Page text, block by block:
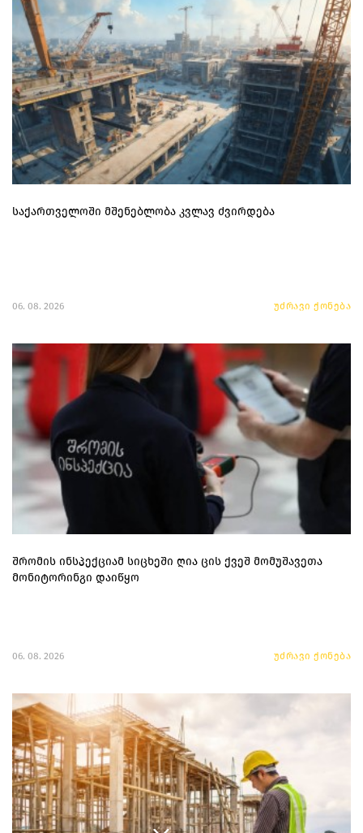
საქართველოში მშენებლობა კვლავ ძვირდება
06. 08. 2026 უძრავი ქონება
შრომის ინსპექციამ სიცხეში ღია ცის ქვეშ მომუშავეთა
მონიტორინგი დაიწყო
06. 08. 2026 უძრავი ქონება